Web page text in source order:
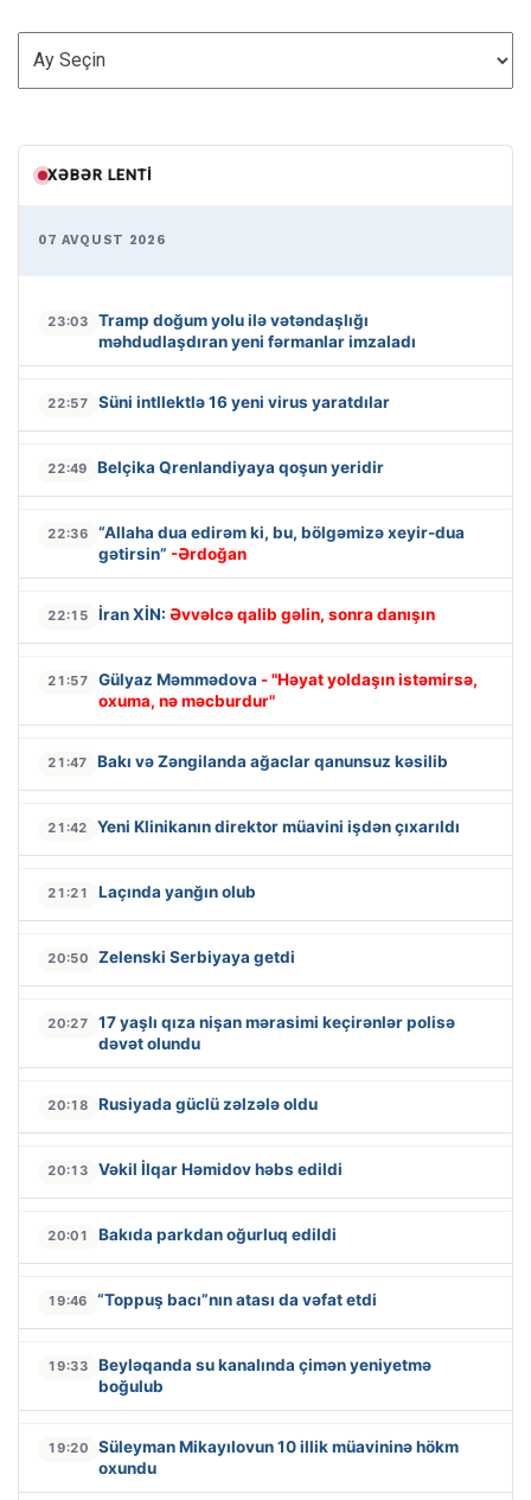
ARXİV
XƏBƏR LENTI
07 AVQUST 2026
23:03
Tramp doğum yolu ilə vətəndaşlığı
məhdudlaşdıran yeni fərmanlar imzaladı
22:57 Süni intllektlə 16 yeni virus yaratdılar
22:49 Belçika Qrenlandiyaya qoşun yeridir
22:36
“Allaha dua edirəm ki, bu, bölgəmizə xeyir-dua
gətirsin” -Ərdoğan
22:15 İran XİN: Əvvəlcə qalib gəlin, sonra danışın
21:57 Gülyaz Məmmədova - "Həyat yoldaşın istəmirsə,
oxuma, nə məcburdur"
21:47 Bakı və Zəngilanda ağaclar qanunsuz kəsilib
21:42 Yeni Klinikanın direktor müavini işdən çıxarıldı
21:21 Laçında yanğın olub
20:50 Zelenski Serbiyaya getdi
20:27
17 yaşlı qıza nişan mərasimi keçirənlər polisə
dəvət olundu
20:18 Rusiyada güclü zəlzələ oldu
20:13 Vəkil İlqar Həmidov həbs edildi
20:01 Bakıda parkdan oğurluq edildi
19:46 “Toppuş bacı”nın atası da vəfat etdi
19:33
Beyləqanda su kanalında çimən yeniyetmə
boğulub
19:20
Süleyman Mikayılovun 10 illik müavininə hökm
oxundu